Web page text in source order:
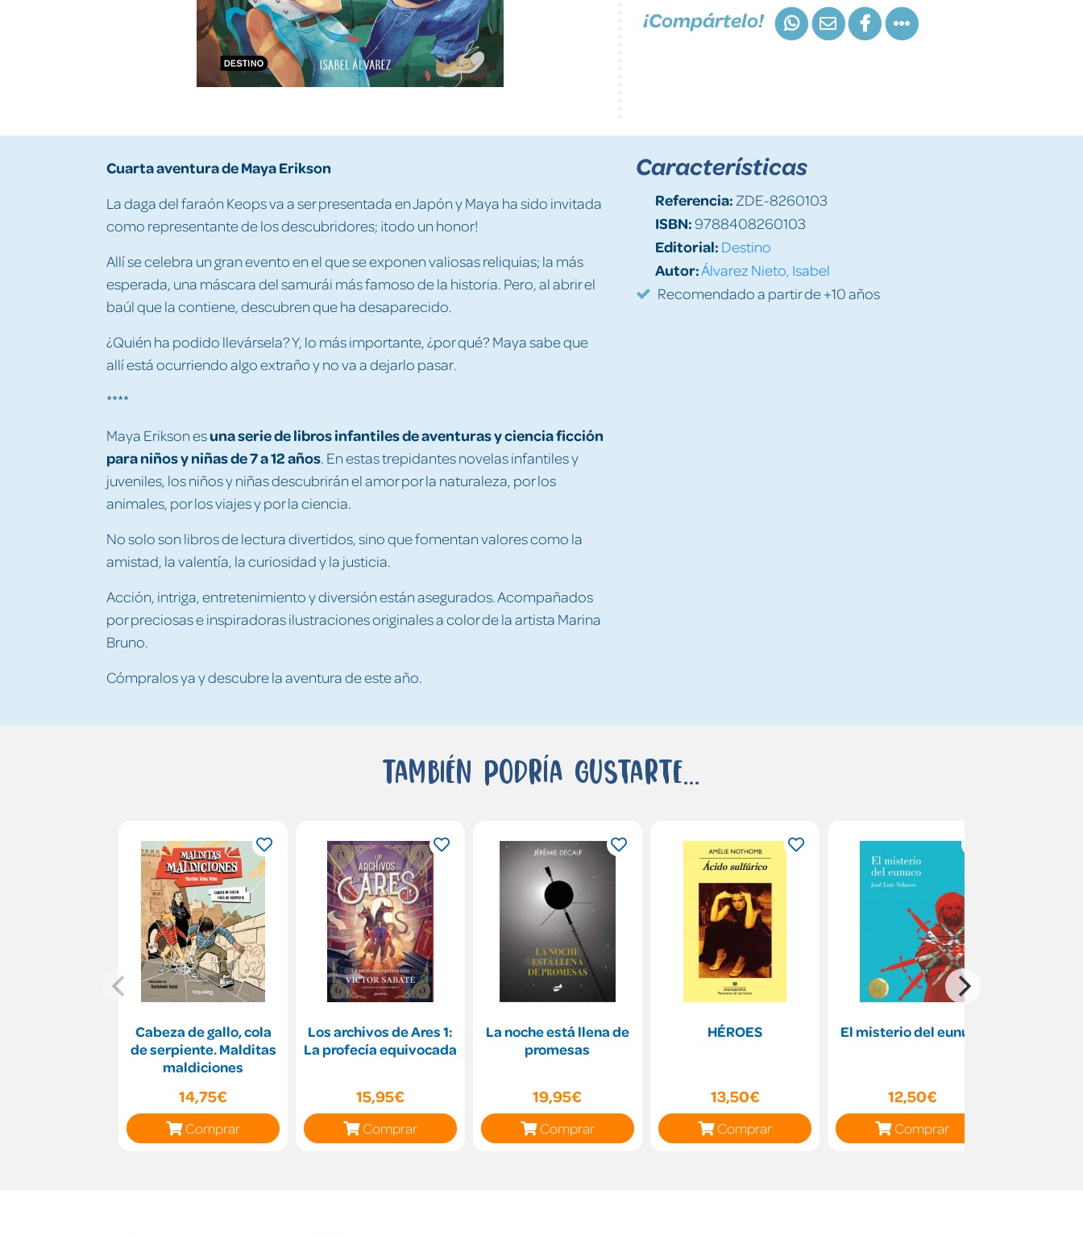
¡Compártelo!
Cuarta aventura de Maya Erikson
La daga del faraón Keops va a ser presentada en Japón y Maya ha sido invitada
como representante de los descubridores; ¡todo un honor!
Allí se celebra un gran evento en el que se exponen valiosas reliquias; la más
esperada, una máscara del samurái más famoso de la historia. Pero, al abrir el
baúl que la contiene, descubren que ha desaparecido.
¿Quién ha podido llevársela? Y, lo más importante, ¿por qué? Maya sabe que
allí está ocurriendo algo extraño y no va a dejarlo pasar.
****
Maya Eriksonesunaserie de libros infantiles de aventuras y ciencia ficción
para niños y niñas de 7 a 12 años. En estas trepidantes novelas infantiles y
juveniles, los niños y niñas descubrirán el amor por la naturaleza, por los
animales, por los viajes y por la ciencia.
No solo son libros de lectura divertidos, sino que fomentan valores como la
amistad, la valentía, la curiosidad y la justicia.
Acción, intriga, entretenimiento y diversión están asegurados. Acompañados
por preciosas e inspiradoras ilustraciones originales a color de la artista Marina
Bruno.
Cómpralos ya y descubre la aventura de este año.
Características
Referencia: ZDE-8260103
ISBN:9788408260103
Editorial: Destino
Autor:Álvarez Nieto, Isabel
Recomendado a partir de +10 años
También podría gustarte...
Cabeza de gallo, cola
de serpiente. Malditas
maldiciones
14,75€
Comprar
Los archivos de Ares 1:
La profecía equivocada
15,95€
Comprar
La noche está llena de
promesas
19,95€
Comprar
HÉROES
13,50€
Comprar
El misterio del eunuco
12,50€
Comprar